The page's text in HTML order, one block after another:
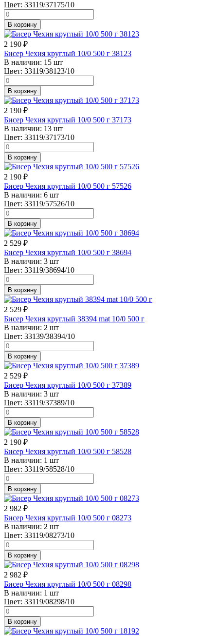
Цвет: 33119/37175/10
В корзину
2 190 ₽
Бисер Чехия круглый 10/0 500 г 38123
В наличии: 15 шт
Цвет: 33119/38123/10
В корзину
2 190 ₽
Бисер Чехия круглый 10/0 500 г 37173
В наличии: 13 шт
Цвет: 33119/37173/10
В корзину
2 190 ₽
Бисер Чехия круглый 10/0 500 г 57526
В наличии: 6 шт
Цвет: 33119/57526/10
В корзину
2 529 ₽
Бисер Чехия круглый 10/0 500 г 38694
В наличии: 3 шт
Цвет: 33119/38694/10
В корзину
2 529 ₽
Бисер Чехия круглый 38394 mat 10/0 500 г
В наличии: 2 шт
Цвет: 33139/38394/10
В корзину
2 529 ₽
Бисер Чехия круглый 10/0 500 г 37389
В наличии: 3 шт
Цвет: 33119/37389/10
В корзину
2 190 ₽
Бисер Чехия круглый 10/0 500 г 58528
В наличии: 1 шт
Цвет: 33119/58528/10
В корзину
2 982 ₽
Бисер Чехия круглый 10/0 500 г 08273
В наличии: 2 шт
Цвет: 33119/08273/10
В корзину
2 982 ₽
Бисер Чехия круглый 10/0 500 г 08298
В наличии: 1 шт
Цвет: 33119/08298/10
В корзину